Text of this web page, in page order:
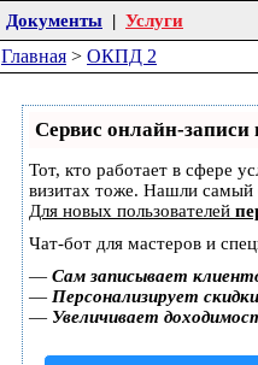
Документы | Услуги
Главная > ОКПД 2
Сервис онлайн-записи
Тот, кто работает в сфере
визитах тоже. Нашли
Для новых пользователей
Чат-бот для мастеров и
— Сам записывает
— Персонализирует
— Увеличивает